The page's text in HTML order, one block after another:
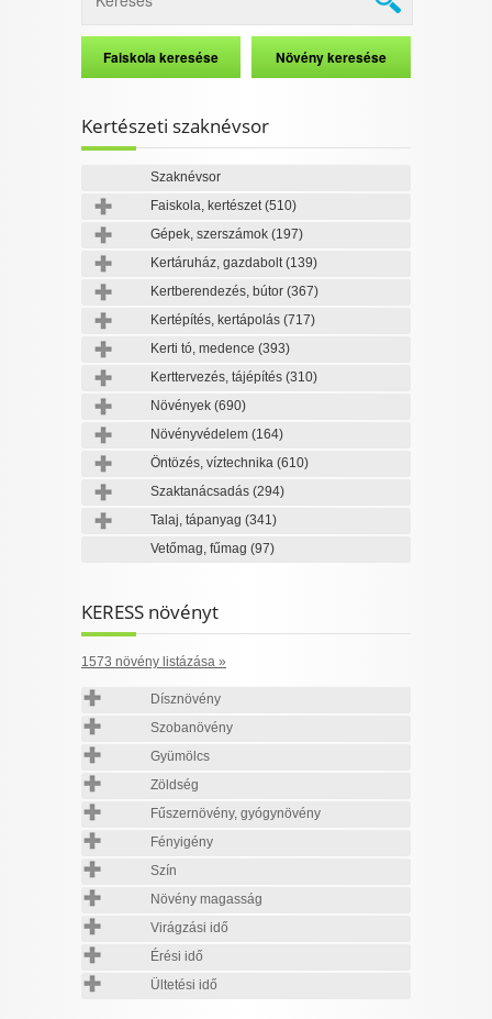
Kertészeti szaknévsor
Szaknévsor
Faiskola, kertészet(510)
Gépek, szerszámok (197)
Kertáruház, gazdabolt(139)
Kertberendezés, bútor (367)
Kertépítés, kertápolás (717)
Kerti tó, medence (393)
Kerttervezés, tájépítés (310)
Növények (690)
Növényvédelem (164)
Öntözés, víztechnika (610)
Szaktanácsadás (294)
Talaj, tápanyag (341)
Vetőmag, fűmag (97)
KERESS növényt
1573 növény listázása »
Dísznövény
Szobanövény
Gyümölcs
Zöldség
Fűszernövény, gyógynövény
Fényigény
Szín
Növény magasság
Virágzási idő
Érési idő
Ültetési idő